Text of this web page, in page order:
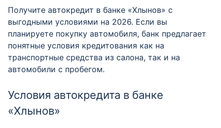
Получите автокредит в банке «Хлынов» с
выгодными условиями на 2026. Если вы
планируете покупку автомобиля, банк предлагает
понятные условия кредитования как на
транспортные средства из салона, так и на
автомобили с пробегом.
Условия автокредита в банке
«Хлынов»